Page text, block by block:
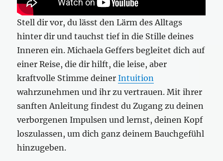
Stell dir vor, du lässt den Lärm des Alltags
hinter dir und tauchst tief in die Stille deines
Inneren ein. Michaela Geffers begleitet dich auf
einer Reise, die dir hilft, die leise, aber
kraftvolle Stimme deinerIntuition
wahrzunehmen und ihr zu vertrauen. Mit ihrer
sanften Anleitung findest du Zugang zu deinen
verborgenen Impulsen und lernst, deinen Kopf
loszulassen, um dich ganz deinem Bauchgefühl
hinzugeben.